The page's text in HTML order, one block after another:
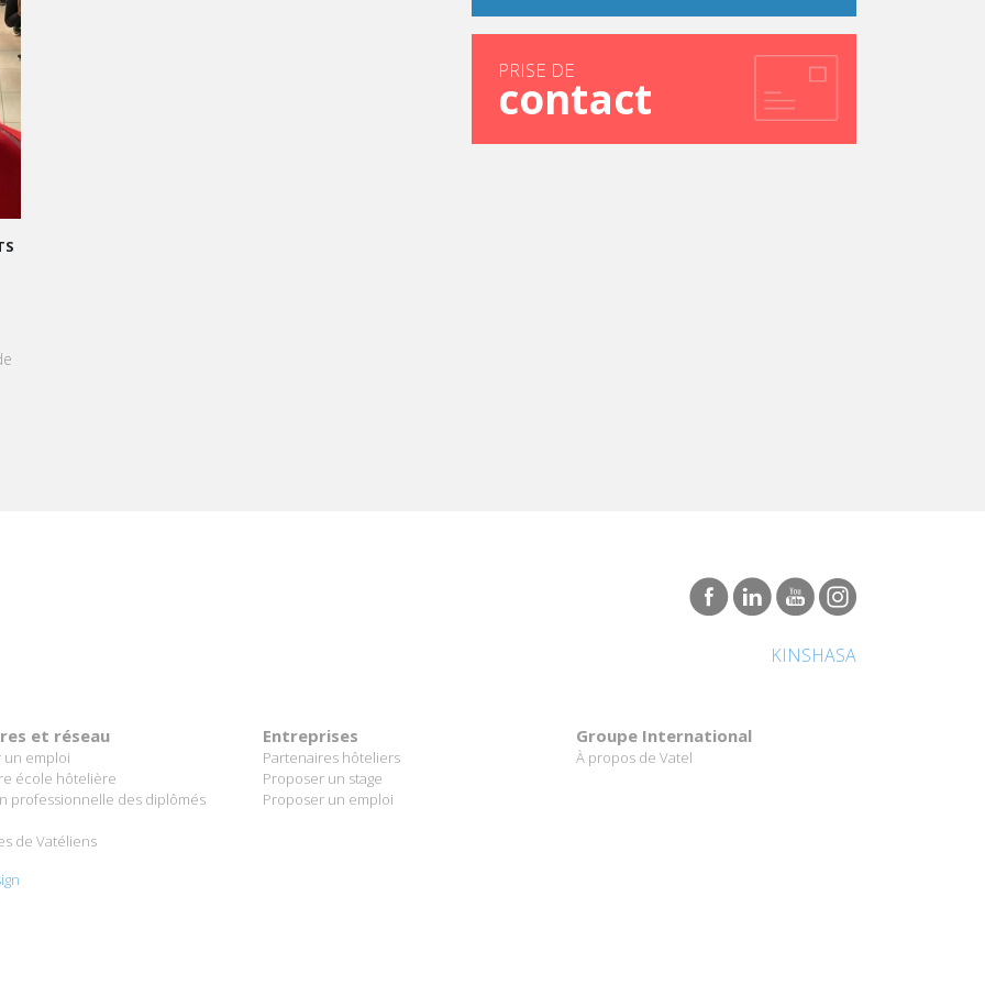
LE STRESS EN SUCCÈS
les étudiants de Vatel
transformer le stress en une
qu'une création
PRISE DE
contact
KINSHASA
et réseau
un emploi
école hôtelière
professionnelle des diplômés
de Vatéliens
Entreprises
Partenaires hôteliers
Proposer un stage
Proposer un emploi
Groupe International
À propos de Vatel